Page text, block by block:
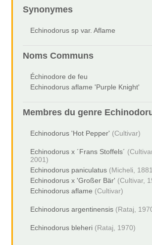
Synonymes
Echinodorus sp var. Aflame
Noms Communs
Échinodore de feu
Echinodorus aflame 'Purple Knight'
Membres du genre
Echinodorus 'Hot Pepper' (Cultivar)
Echinodorus x ´Frans Stoffels´
2001)
Echinodorus paniculatus (Micheli,
Echinodorus x 'Großer Bär' (Cultivar,
Echinodorus aflame (Cultivar)
Echinodorus argentinensis (Rataj,
Echinodorus bleheri (Rataj, 1970)